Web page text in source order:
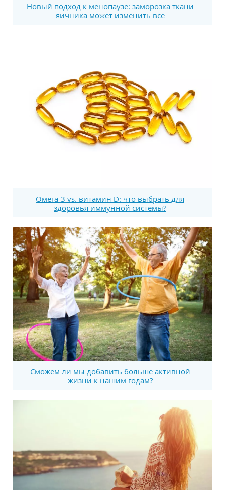
Новый подход к менопаузе: заморозка ткани
яичника может изменить все
Омега-3 vs. витамин D: что выбрать для
здоровья иммунной системы?
Сможем ли мы добавить больше активной
жизни к нашим годам?